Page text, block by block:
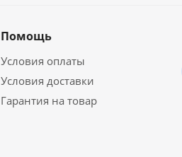
Помощь
Условия оплаты
Условия доставки
Гарантия на товар